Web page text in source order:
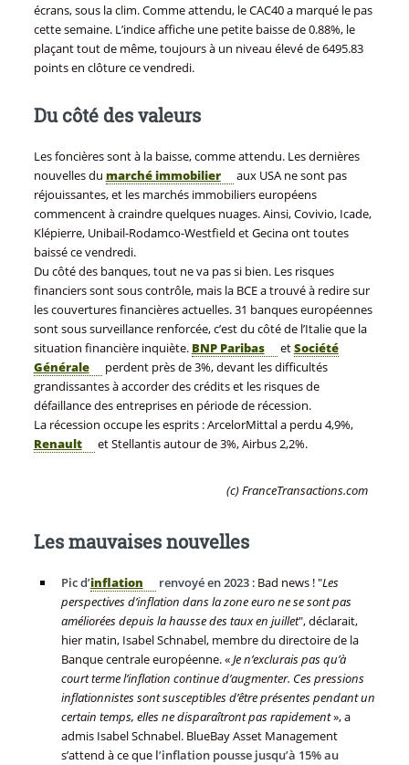
écrans, sous la clim. Comme attendu, le CAC40 a marqué le pas
cette semaine. L’indice affiche une petite baisse de 0.88%, le
plaçant tout de même, toujours à un niveau élevé de 6495.83
points en clôture ce vendredi.
Du côté des valeurs
Les foncières sont à la baisse, comme attendu. Les dernières
nouvelles du marché immobilier
aux USA ne sont pas
réjouissantes, et les marchés immobiliers européens
commencent à craindre quelques nuages. Ainsi, Covivio, Icade,
Klépierre, Unibail-Rodamco-Westfield et Gecina ont toutes
baissé ce vendredi.
Du côté des banques, tout ne va pas si bien. Les risques
financiers sont sous contrôle, mais la BCE a trouvé à redire sur
les couvertures financières actuelles. 31 banques européennes
sont sous surveillance renforcée, c’est du côté de l’Italie que la
situation financière inquiète. BNP Paribas etSociété
Générale
perdent près de 3%, devant les difficultés
grandissantes à accorder des crédits et les risques de
défaillance des entreprises en période de récession.
La récession occupe les esprits : ArcelorMittal a perdu 4,9%,
Renault
et Stellantis autour de 3%, Airbus 2,2%.
(c) FranceTransactions.com
Les mauvaises nouvelles
Pic d’inflation renvoyé en 2023: Bad news ! "Les
perspectives d’inflation dans la zone euro ne se sont pas
améliorées depuis la hausse des taux en juillet", déclarait,
hier matin, Isabel Schnabel, membre du directoire de la
Banque centrale européenne. «Je n’exclurais pas qu’à
court terme l’inflation continue d’augmenter. Ces pressions
inflationnistes sont susceptibles d’être présentes pendant un
certain temps, elles ne disparaîtront pas rapidement», a
admis Isabel Schnabel. BlueBay Asset Management
s’attend à ce que l’inflation pousse jusqu’à 15% au